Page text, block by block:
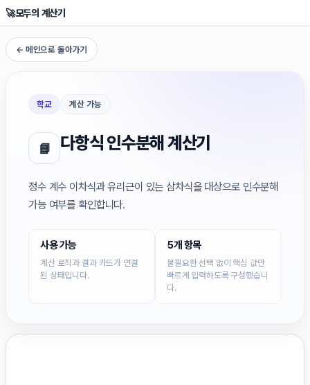
🚀모두의 계산기
← 메인으로 돌아가기
학교 계산 가능
📘 다항식 인수분해 계산기
정수 계수 이차식과 유리근이 있는 삼차식을 대상으로 인수분해
가능 여부를 확인합니다.
사용 가능
계산 로직과 결과 카드가 연결
된 상태입니다.
5개 항목
불필요한 선택 없이 핵심 값만
빠르게 입력하도록 구성했습니
다.